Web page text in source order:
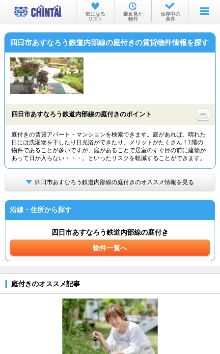
お部屋を探す
沿線・駅から
物件特集から
TOP
気になる
リスト
最近見た
物件
保存中の
条件
四日市あすなろう鉄道内部線の庭付きの賃貸物件情報を探す
四日市あすなろう鉄道内部線の庭付きのポイント
庭付きの賃貸アパート・マンションを検索できます。庭があれば、晴れた
日には洗濯物を干したり日光浴ができたり、メリットがたくさん！1階の
物件であることが多いですが、庭があることで居室のすぐ目の前に建物が
あって日が入らない・・・。といったリスクを軽減することができます。
四日市あすなろう鉄道内部線の庭付きのオススメ情報を見る
沿線・住所から探す
四日市あすなろう鉄道内部線の庭付き
物件一覧へ
庭付きのオススメ記事